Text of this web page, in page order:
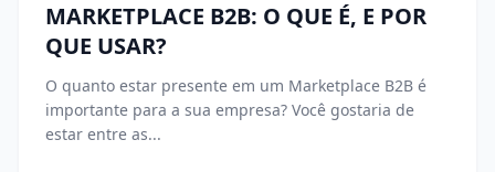
MARKETPLACE B2B: O QUE É, E POR
QUE USAR?
O quanto estar presente em um Marketplace B2B é
importante para a sua empresa? Você gostaria de
estar entre as...